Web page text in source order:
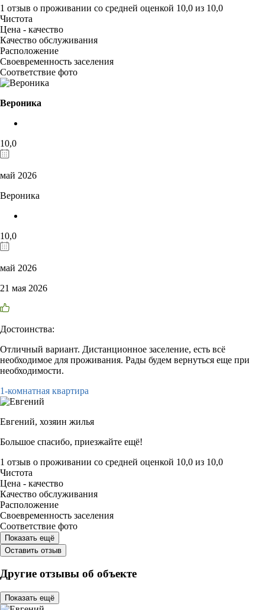
1 отзыв о проживании со средней оценкой 10,0 из 10,0
Чистота
Цена - качество
Качество обслуживания
Расположение
Своевременность заселения
Соответствие фото
Вероника
10,0
май 2026
Вероника
10,0
май 2026
21 мая 2026
Достоинства:
Отличный вариант. Дистанционное заселение, есть всё
необходимое для проживания. Рады будем вернуться еще при
необходимости.
1-комнатная квартира
Евгений, хозяин жилья
Большое спасибо, приезжайте ещё!
1 отзыв о проживании со средней оценкой 10,0 из 10,0
Чистота
Цена - качество
Качество обслуживания
Расположение
Своевременность заселения
Соответствие фото
Показать ещё
Оставить отзыв
Другие отзывы об объекте
Показать ещё